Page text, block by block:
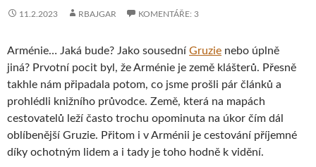
11.2.2023 RBAJGAR KOMENTÁŘE: 3
Arménie… Jaká bude? Jako sousední Gruzie nebo úplně
jiná? Prvotní pocit byl, že Arménie je země klášterů. Přesně
takhle nám připadala potom, co jsme prošli pár článků a
prohlédli knižního průvodce. Země, která na mapách
cestovatelů leží často trochu opominuta na úkor čím dál
oblíbenější Gruzie. Přitom i v Arménii je cestování příjemné
díky ochotným lidem a i tady je toho hodně k vidění.